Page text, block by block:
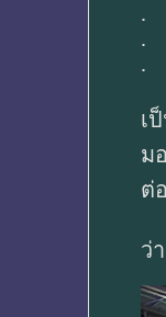
.
.
.
เ
ม
ต่
ว่